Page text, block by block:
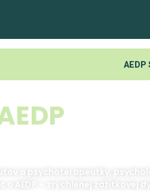
AEDP
a psychoterapeutky,
AEDP – zrýchlenej zážitkovej